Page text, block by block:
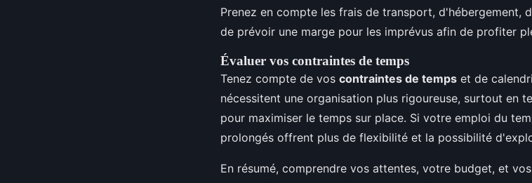
Prenez en compte les frais de transport, d'hébergement,
de prévoir une marge pour les imprévus afin de profiter
Évaluer vos contraintes de temps
Tenez compte de vos contraintes de temps et de
nécessitent une organisation plus rigoureuse, surtout en
pour maximiser le temps sur place. Si votre emploi du
prolongés offrent plus de flexibilité et la possibilité
En résumé, comprendre vos attentes, votre budget, et